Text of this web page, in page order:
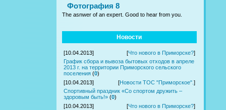
Фотография 8
The asnwer of an expert. Good to hear from you.
Новости
[10.04.2013] [Что нового в Приморске?]
График сбора и вывоза бытовых отходов в апреле
2013 г. на территории Приморского сельского
поселения (0)
[10.04.2013]
[Новости ТОС "Приморское". ]
Спортивный праздник «Со спортом дружить –
здоровым быть!» (0)
[10.04.2013]
[Что нового в Приморске?]